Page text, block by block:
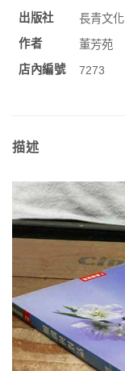
出版社
長青文化
作者
董芳苑
店內編號
7273
描述